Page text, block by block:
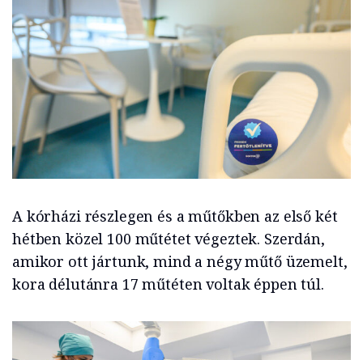
A kórházi részlegen és a műtőkben az első két
hétben közel 100 műtétet végeztek. Szerdán,
amikor ott jártunk, mind a négy műtő üzemelt,
kora délutánra 17 műtéten voltak éppen túl.